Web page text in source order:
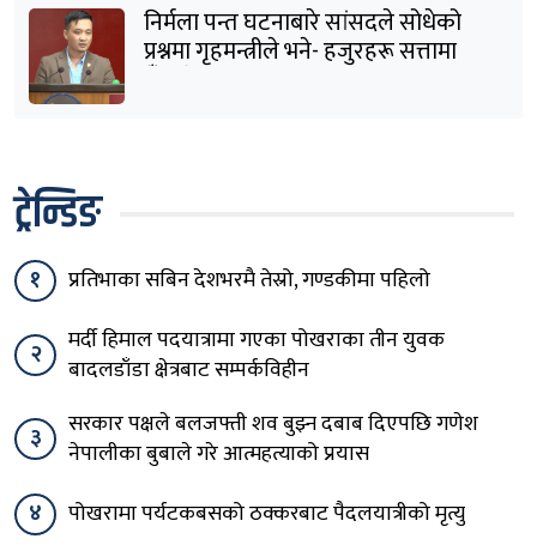
निर्मला पन्त घटनाबारे सांसदले सोधेको
प्रश्नमा गृहमन्त्रीले भने- हजुरहरू सत्तामा
हुँदाखेरि किन नगर्नुभएको यो ?
ट्रेन्डिङ
१ प्रतिभाका सबिन देशभरमै तेस्रो, गण्डकीमा पहिलो
२
मर्दी हिमाल पदयात्रामा गएका पोखराका तीन युवक
बादलडाँडा क्षेत्रबाट सम्पर्कविहीन
३
सरकार पक्षले बलजफ्ती शव बुझ्न दबाब दिएपछि गणेश
नेपालीका बुबाले गरे आत्महत्याको प्रयास
४
पोखरामा पर्यटकबसको ठक्करबाट पैदलयात्रीको मृत्यु